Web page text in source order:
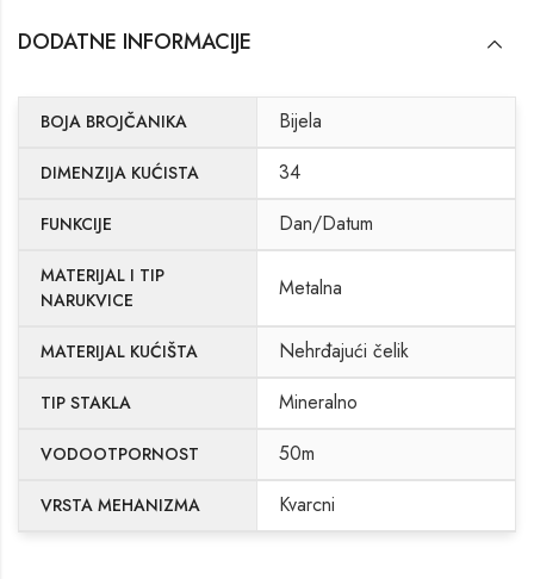
DODATNE INFORMACIJE
BOJA BROJČANIKA Bijela
DIMENZIJA KUĆISTA 34
FUNKCIJE Dan/Datum
MATERIJAL I TIP
NARUKVICE
Metalna
MATERIJAL KUĆIŠTA Nehrđajući čelik
TIP STAKLA Mineralno
VODOOTPORNOST 50m
VRSTA MEHANIZMA Kvarcni